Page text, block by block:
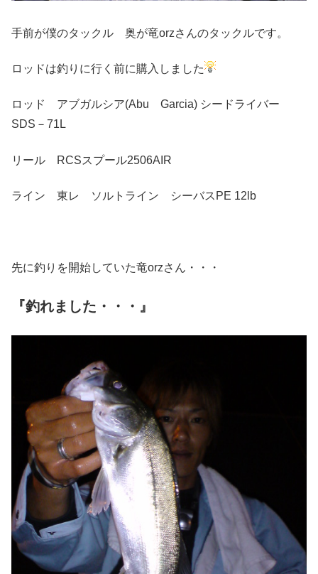
手前が僕のタックル 奥が竜orzさんのタックルです。
ロッドは釣りに行く前に購入しました
ロッド アブガルシア(Abu Garcia) シードライバー
SDS－71L
リール RCSスプール2506AIR
ライン 東レ ソルトライン シーバスPE 12lb
先に釣りを開始していた竜orzさん・・・
『釣れました・・・』